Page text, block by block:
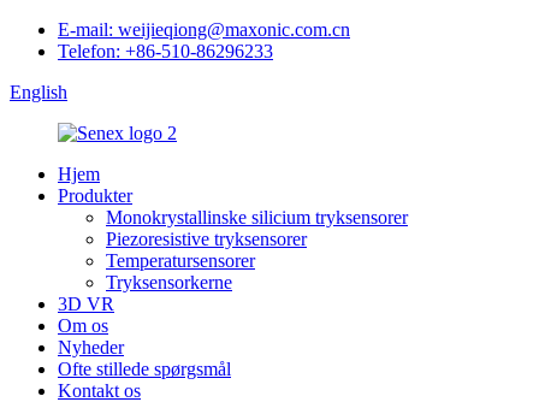
E-mail: weijieqiong@maxonic.com.cn
Telefon: +86-510-86296233
English
Hjem
Produkter
Monokrystallinske silicium tryksensorer
Piezoresistive tryksensorer
Temperatursensorer
Tryksensorkerne
3D VR
Om os
Nyheder
Ofte stillede spørgsmål
Kontakt os